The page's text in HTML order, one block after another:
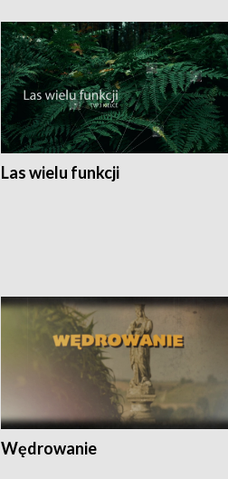
Las wielu funkcji
Wędrowanie